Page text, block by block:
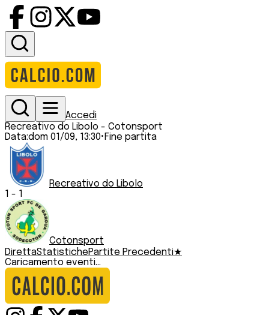
Accedi
Recreativo do Libolo - Cotonsport
Data:dom 01/09, 13:30• Fine partita
Recreativo do Libolo
1 - 1
Cotonsport
DirettaStatistichePartite Precedenti★
Caricamento eventi...